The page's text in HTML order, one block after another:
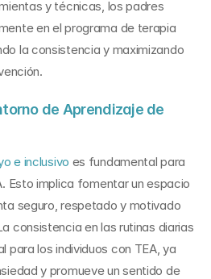
y técnicas, los padres
en el programa de terapia
la consistencia y maximizando
de Aprendizaje de
e inclusivo es fundamental para
Esto implica fomentar un espacio
seguro, respetado y motivado
consistencia en las rutinas diarias
para los individuos con TEA, ya
y promueve un sentido de